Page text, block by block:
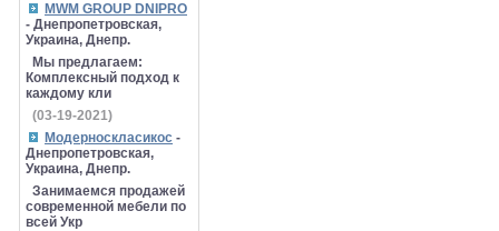
MWM GROUP DNIPRO
- Днепропетровская,
Украина, Днепр.
Мы предлагаем:
Комплексный подход к
каждому кли
(03-19-2021)
Модерноскласикос -
Днепропетровская,
Украина, Днепр.
Занимаемся продажей
современной мебели по
всей Укр